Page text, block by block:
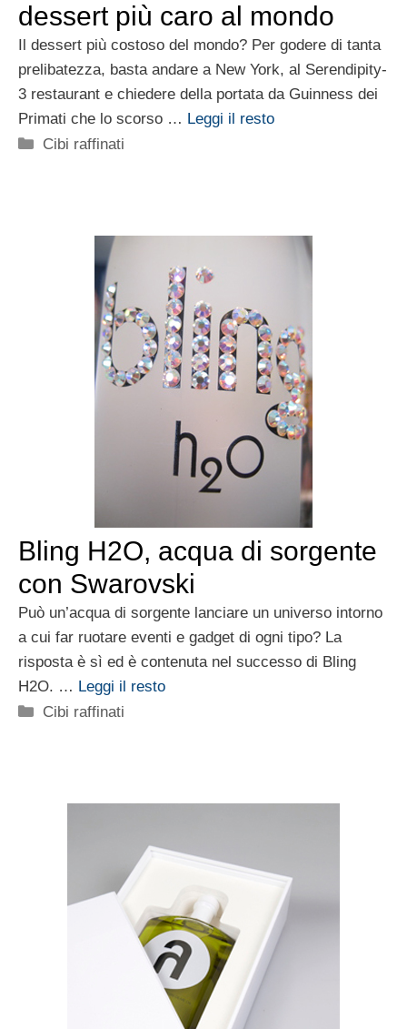
dessert più caro al mondo
Il dessert più costoso del mondo? Per godere di tanta
prelibatezza, basta andare a New York, al Serendipity-
3 restaurant e chiedere della portata da Guinness dei
Primati che lo scorso … Leggi il resto
Categorie
Cibi raffinati
Bling H2O, acqua di sorgente
con Swarovski
Può un’acqua di sorgente lanciare un universo intorno
a cui far ruotare eventi e gadget di ogni tipo? La
risposta è sì ed è contenuta nel successo di Bling
H2O. … Leggi il resto
Categorie
Cibi raffinati